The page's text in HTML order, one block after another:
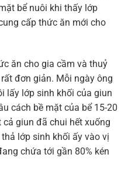
bể nuôi khi thấy lớp
cấp thức ăn mới cho
ăn cho gia cầm và thuỷ
đơn giản. Mỗi ngày ông
lấy lớp sinh khối của giun
cách bề mặt của bể 15-20
giun đã chui hết xuống
lớp sinh khối ấy vào vị
chứa tới gần 80% kén